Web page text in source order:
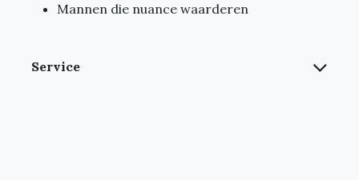
Mannen die nuance waarderen
Service